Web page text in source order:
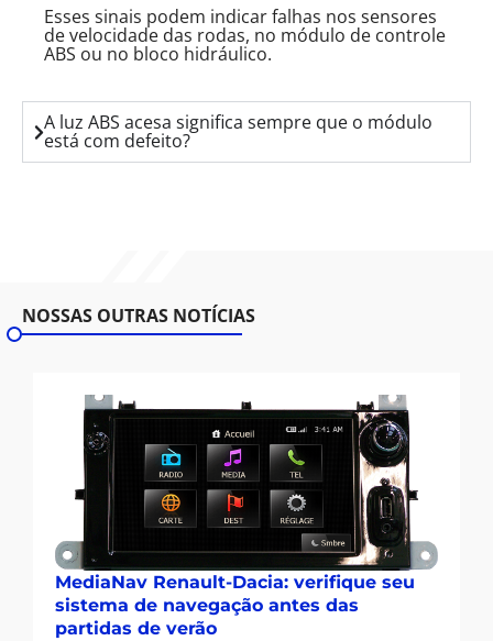
Esses sinais podem indicar falhas nos sensores
de velocidade das rodas, no módulo de controle
ABS ou no bloco hidráulico.
A luz ABS acesa significa sempre que o módulo
está com defeito?
NOSSAS OUTRAS NOTÍCIAS
MediaNav Renault-Dacia: verifique seu
sistema de navegação antes das
partidas de verão